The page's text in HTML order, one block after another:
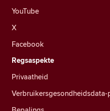
YouTube
X
Facebook
Regsaspekte
Privaatheid